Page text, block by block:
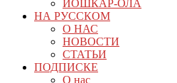
ЙОШКАР-ОЛА
НА РУССКОМ
О НАС
НОВОСТИ
СТАТЬИ
ПОДПИСКЕ
О нас